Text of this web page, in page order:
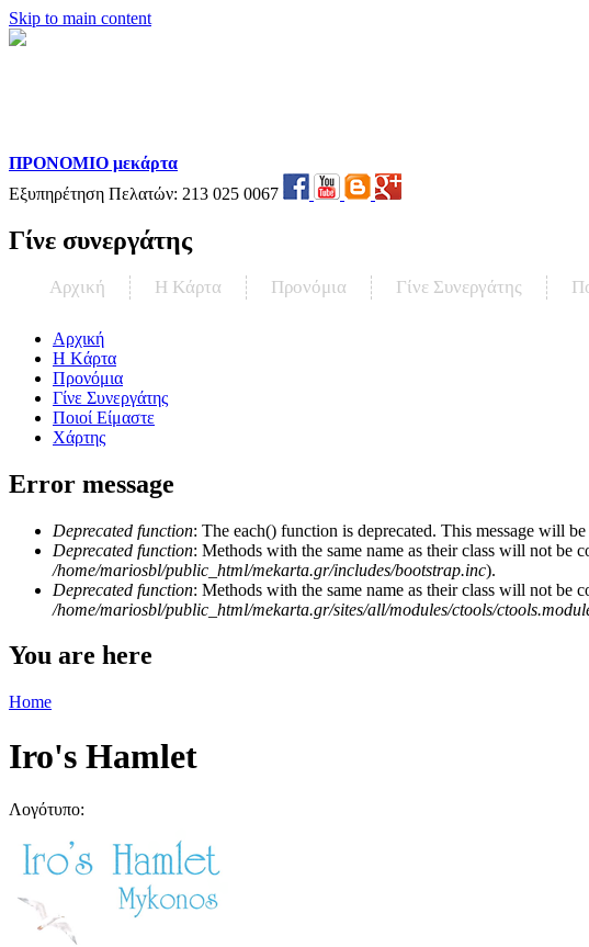
Skip to main content
ΠΡΟΝΟΜΙΟ μεκάρτα
Εξυπηρέτηση Πελατών: 213 025 0067
Γίνε συνεργάτης
Αρχική Η Kάρτα Προνόμια Γίνε Συνεργάτης
Αρχική
Η Kάρτα
Προνόμια
Γίνε Συνεργάτης
Ποιοί Είμαστε
Χάρτης
Error message
Deprecated function: The each() function is deprecated. This message will
Deprecated function: Methods with the same name as their class will not be
/home/mariosbl/public_html/mekarta.gr/includes/bootstrap.inc).
Deprecated function: Methods with the same name as their class will not be
/home/mariosbl/public_html/mekarta.gr/sites/all/modules/ctools/
You are here
Home
Ιro's Hamlet
Λογότυπο: